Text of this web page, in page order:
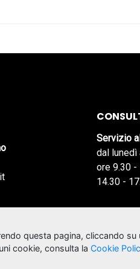
Servizio
dal lunedì
ore 9.30 -
14.30 -
questa pagina, cliccando
cookie, consulta la Cookie